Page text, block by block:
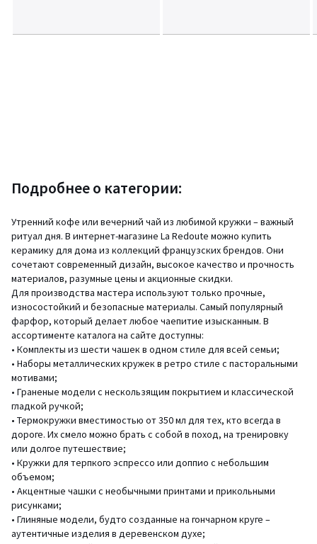
Подробнее о категории:
Утренний кофе или вечерний чай из любимой кружки – важный
ритуал дня. В интернет-магазине La Redoute можно купить
керамику для дома из коллекций французских брендов. Они
сочетают современный дизайн, высокое качество и прочность
материалов, разумные цены и акционные скидки.
Для производства мастера используют только прочные,
износостойкий и безопасные материалы. Самый популярный
фарфор, который делает любое чаепитие изысканным. В
ассортименте каталога на сайте доступны:
• Комплекты из шести чашек в одном стиле для всей семьи;
• Наборы металлических кружек в ретро стиле с пасторальными
мотивами;
• Граненые модели с нескользящим покрытием и классической
гладкой ручкой;
• Термокружки вместимостью от 350 мл для тех, кто всегда в
дороге. Их смело можно брать с собой в поход, на тренировку
или долгое путешествие;
• Кружки для терпкого эспрессо или доппио с небольшим
объемом;
• Акцентные чашки с необычными принтами и прикольными
рисунками;
• Глиняные модели, будто созданные на гончарном круге –
аутентичные изделия в деревенском духе;